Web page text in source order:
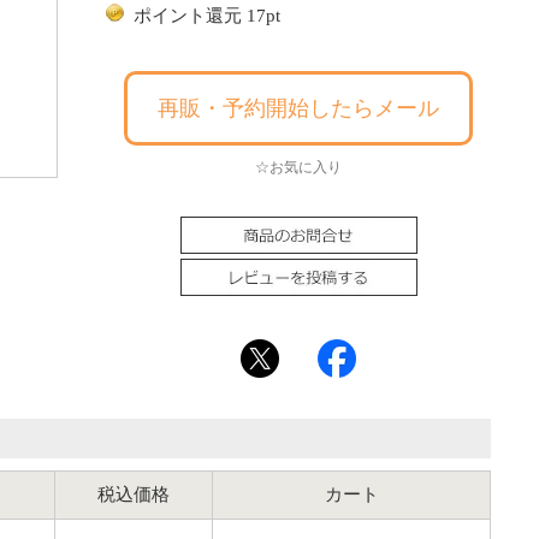
ポイント還元 17pt
再販・予約開始したらメール
☆お気に入り
税込価格 カート